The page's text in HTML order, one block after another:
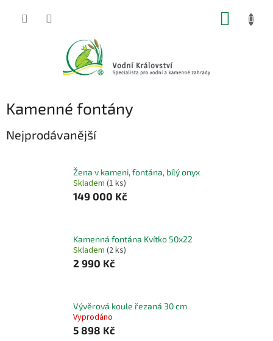
Kamenné fontány
Nejprodávanější
Žena v kameni, fontána, bílý onyx
Skladem (1 ks)
149 000 Kč
Kamenná fontána Kvítko 50x22
Skladem (2 ks)
2 990 Kč
Vývěrová koule řezaná 30 cm
Vyprodáno
5 898 Kč